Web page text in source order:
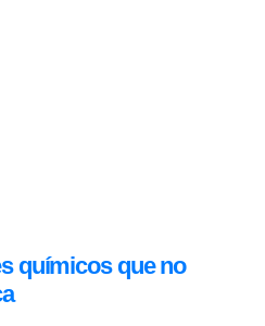
químicos que no